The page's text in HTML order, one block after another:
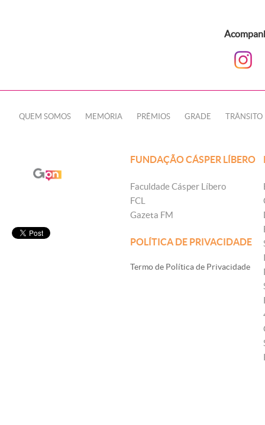
QUEM SOMOS MEMÓRIA PRÊMIOS GRADE TRÂNSITO
FUNDAÇÃO CÁSPER LÍBERO
Faculdade Cásper Líbero
FCL
Gazeta FM
POLÍTICA DE PRIVACIDADE
Termo de Política de Privacidade